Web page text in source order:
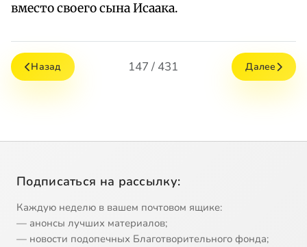
вместо своего сына Исаака.
Назад 147 / 431 Далее
Подписаться на рассылку:
Каждую неделю в вашем почтовом ящике:
— анонсы лучших материалов;
— новости подопечных Благотворительного фонда;